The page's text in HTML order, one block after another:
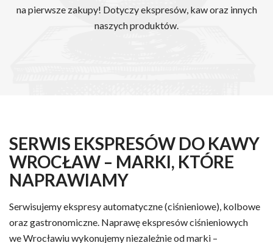
na pierwsze zakupy! Dotyczy ekspresów, kaw oraz innych
naszych produktów.
SERWIS EKSPRESÓW DO KAWY
WROCŁAW – MARKI, KTÓRE
NAPRAWIAMY
Serwisujemy ekspresy automatyczne (ciśnieniowe), kolbowe
oraz gastronomiczne. Naprawę ekspresów ciśnieniowych
we Wrocławiu wykonujemy niezależnie od marki –